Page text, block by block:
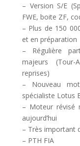
– Version S/E
FWE, boite ZF,
– Plus de 150
et en préparation
– Régulière
majeurs
reprises)
– Nouveau
spécialiste Lotus
– Moteur révisé
aujourd’hui
– Très important
– PTH FIA